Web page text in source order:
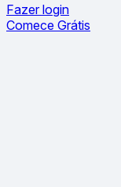
Fazer login
Comece Grátis